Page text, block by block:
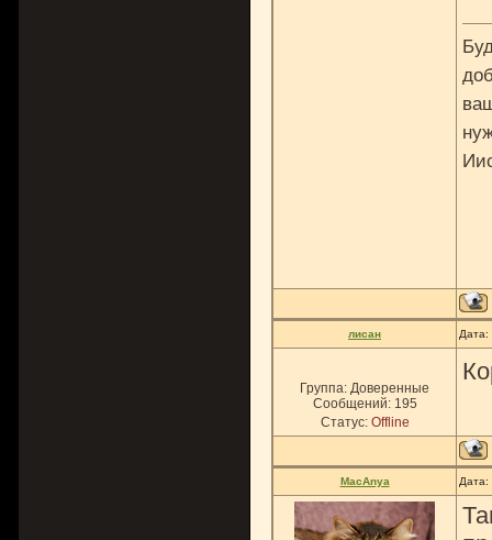
лисан Дата:
Группа: Доверенные
Сообщений: 195
Статус: Offline
MacAnya